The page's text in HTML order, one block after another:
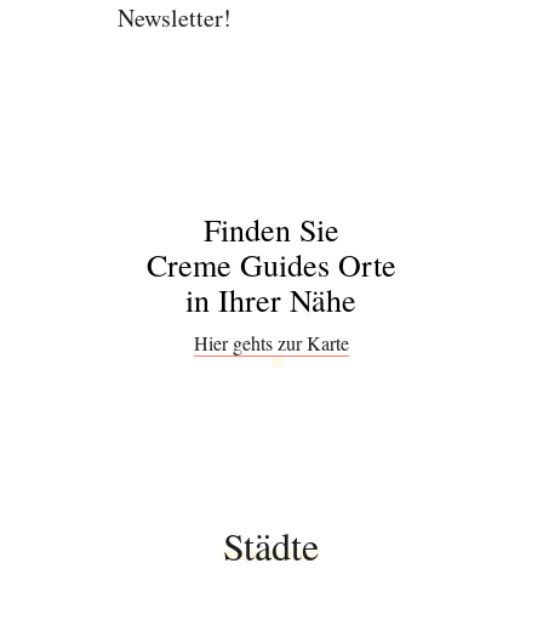
Newsletter!
Finden Sie
Creme Guides Orte
in Ihrer Nähe
Hier gehts zur Karte
Städte